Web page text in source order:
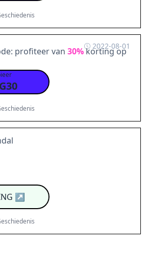
2022-08-01
profiteer van 30%korting op
↗